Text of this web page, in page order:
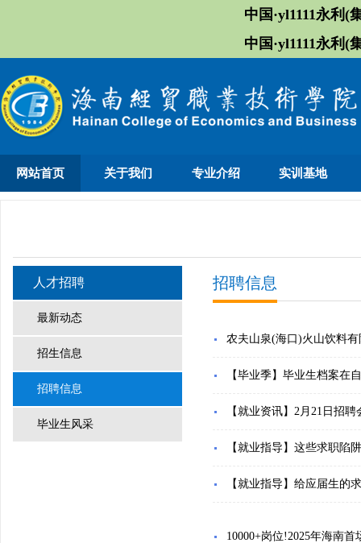
中国·yl1111永利(
中国·yl1111永利(
网站首页 关于我们 专业介绍 实训基地
人才招聘
最新动态
招生信息
招聘信息
毕业生风采
招聘信息
农夫山泉(海口)火山饮料
【毕业季】毕业生档案在
【就业资讯】2月21日招
【就业指导】这些求职陷
【就业指导】给应届生的
10000+岗位!2025年海南